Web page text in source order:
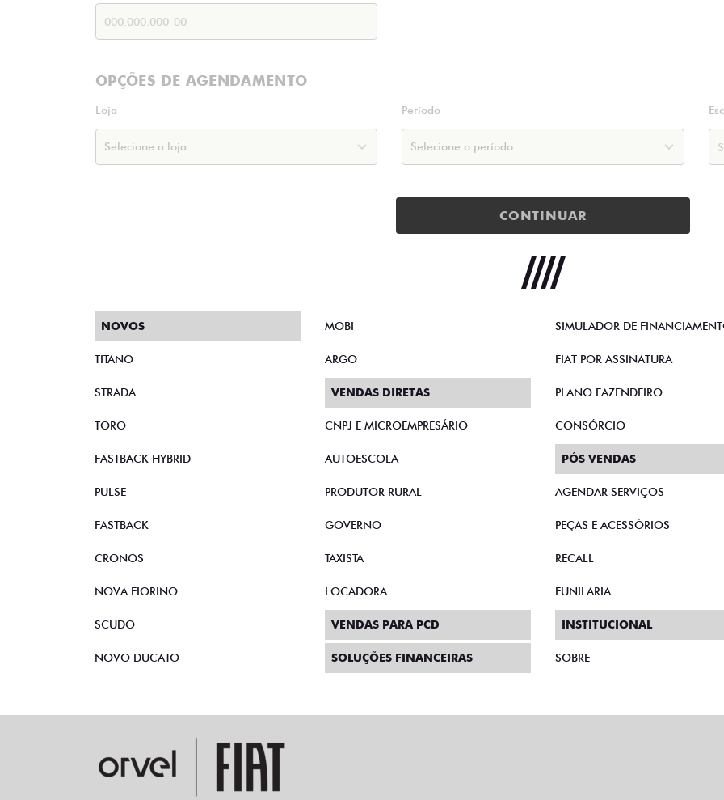
OPÇÕES DE AGENDAMENTO
Loja Período
CONTINUAR
NOVOS
TITANO
STRADA
TORO
FASTBACK HYBRID
PULSE
FASTBACK
CRONOS
NOVA FIORINO
SCUDO
NOVO DUCATO
MOBI
ARGO
VENDAS DIRETAS
CNPJ E MICROEMPRESÁRIO
AUTOESCOLA
PRODUTOR RURAL
GOVERNO
TAXISTA
LOCADORA
VENDAS PARA PCD
SOLUÇÕES FINANCEIRAS
SIMULADOR DE
FIAT POR ASSINATURA
PLANO FAZENDEIRO
CONSÓRCIO
PÓS VENDAS
AGENDAR SERVIÇOS
PEÇAS E ACESSÓRIOS
RECALL
FUNILARIA
INSTITUCIONAL
SOBRE